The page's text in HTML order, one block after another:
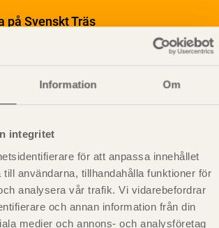
Information Om
integritet
för att anpassa innehållet
till användarna, tillhandahålla funktioner för
analysera vår trafik. Vi vidarebefordrar
och annan information från din
medier och annons- och analysföretag
på Svenskt Träs